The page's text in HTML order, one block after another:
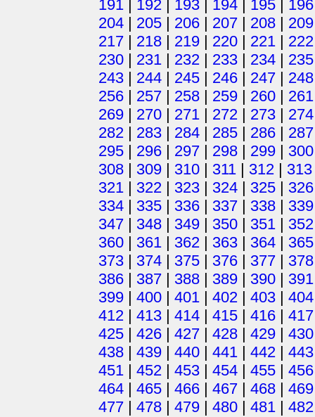
191 | 192 | 193 | 194 | 195 | 196
204 | 205 | 206 | 207 | 208 | 209
217 | 218 | 219 | 220 | 221 | 222
230 | 231 | 232 | 233 | 234 | 235
243 | 244 | 245 | 246 | 247 | 248
256 | 257 | 258 | 259 | 260 | 261
269 | 270 | 271 | 272 | 273 | 274
282 | 283 | 284 | 285 | 286 | 287
295 | 296 | 297 | 298 | 299 | 300
308 | 309 | 310 | 311 | 312 | 313
321 | 322 | 323 | 324 | 325 | 326
334 | 335 | 336 | 337 | 338 | 339
347 | 348 | 349 | 350 | 351 | 352
360 | 361 | 362 | 363 | 364 | 365
373 | 374 | 375 | 376 | 377 | 378
386 | 387 | 388 | 389 | 390 | 391
399 | 400 | 401 | 402 | 403 | 404
412 | 413 | 414 | 415 | 416 | 417
425 | 426 | 427 | 428 | 429 | 430
438 | 439 | 440 | 441 | 442 | 443
451 | 452 | 453 | 454 | 455 | 456
464 | 465 | 466 | 467 | 468 | 469
477 | 478 | 479 | 480 | 481 | 482